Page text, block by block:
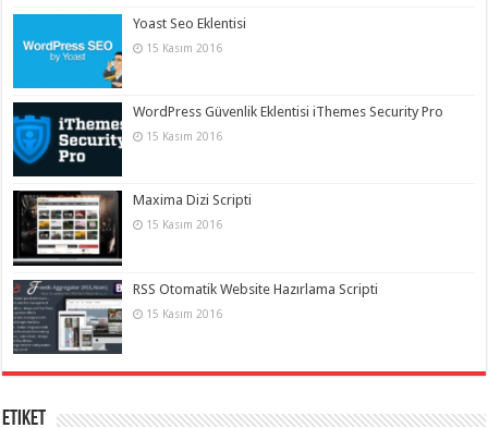
Yoast Seo Eklentisi
15 Kasım 2016
WordPress Güvenlik Eklentisi iThemes Security Pro
15 Kasım 2016
Maxima Dizi Scripti
15 Kasım 2016
RSS Otomatik Website Hazırlama Scripti
15 Kasım 2016
Etiket